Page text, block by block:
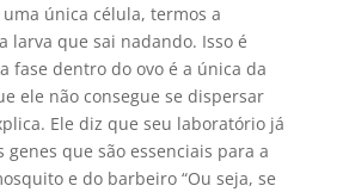
única célula, termos a
larva que sai nadando. Isso é
fase dentro do ovo é a única da
ele não consegue se dispersar
Ele diz que seu laboratório já
que são essenciais para a
e do barbeiro “Ou seja, se